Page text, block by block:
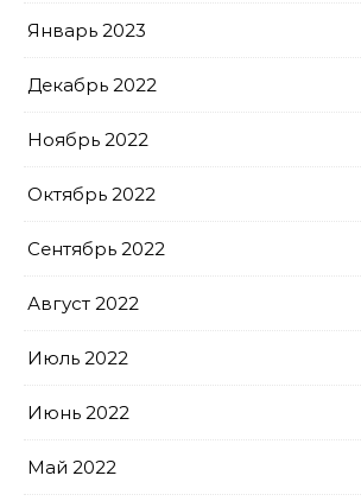
Январь 2023
Декабрь 2022
Ноябрь 2022
Октябрь 2022
Сентябрь 2022
Август 2022
Июль 2022
Июнь 2022
Май 2022